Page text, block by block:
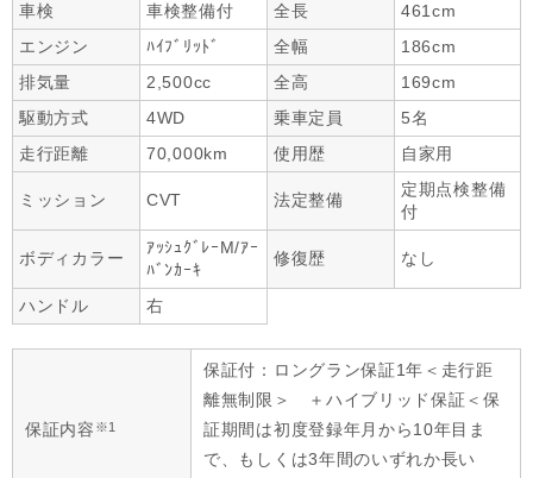
車検
車検整備付 全長
461cm
エンジン
ﾊｲﾌﾞﾘｯﾄﾞ 全幅
186cm
排気量
2,500cc 全高
169cm
駆動方式
4WD 乗車定員
5名
走行距離
70,000km 使用歴 自家用
ミッション CVT 法定整備
定期点検整備
付
ボディカラー
ｱｯｼｭｸﾞﾚｰM/ｱｰ
ﾊﾞﾝｶｰｷ
修復歴 なし
ハンドル 右
保証内容 ※1
保証付：ロングラン保証1年＜走行距
離無制限＞ ＋ハイブリッド保証＜保
証期間は初度登録年月から10年目ま
で、もしくは3年間のいずれか長い